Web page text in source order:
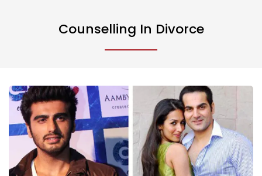
Counselling In Divorce